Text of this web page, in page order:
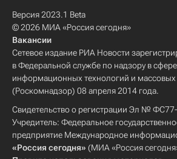
Версия 2023.1 Beta
© 2026 МИА «Россия сегодня»
Вакансии
Сетевое издание РИА Новости
в Федеральной службе по надзору в
информационных технологий и
(Роскомнадзор) 08 апреля 2014 года.
Свидетельство о регистрации Эл №
Учредитель: Федеральное
предприятие Международное
«Россия сегодня» (МИА «Россия